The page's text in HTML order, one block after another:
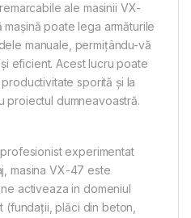
ale masinii VX-
poate lega armăturile
manuale, permițându-vă
eficient. Acest lucru poate
sporită și la
proiectul dumneavoastră.
experimentat
masina VX-47 este
activeaza in domeniul
(fundații, plăci din beton,